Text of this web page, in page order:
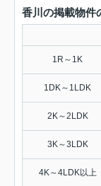
香川の掲載物件
1R～1K
1DK～1LDK
2K～2LDK
3K～3LDK
4K～4LDK以上